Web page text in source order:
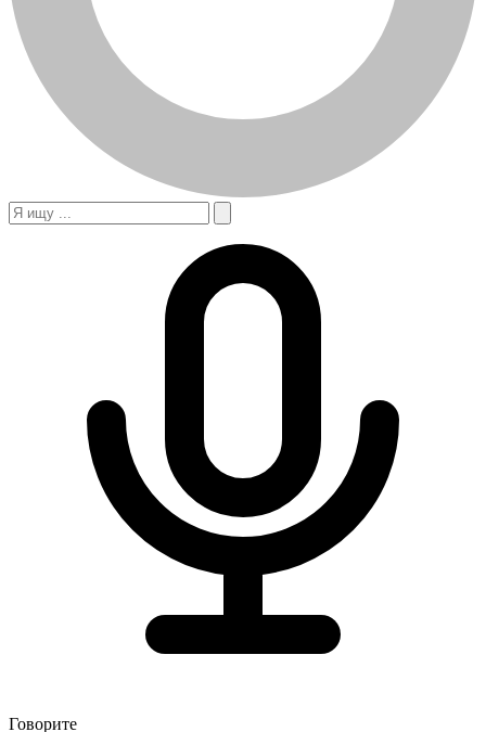
Говорите